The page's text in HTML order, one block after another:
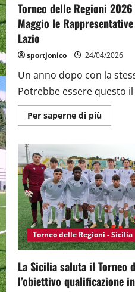
Torneo delle Regioni
Maggio le
Lazio
sportjonico 24/04/2026
Un anno dopo con la
Potrebbe essere questo
Per saperne di piùMaggiori
Regioni
2026
C5:
dal
25
Aprile
al
1
Maggio
le
siciliane
nel
Lazio
Torneo delle Regioni - Sicilia
La Sicilia saluta il Torneo
l’obiettivo qualificazione